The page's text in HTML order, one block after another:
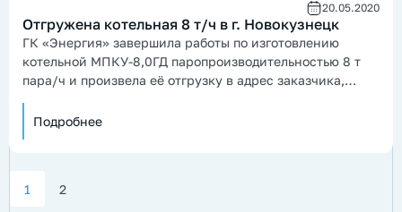
20.05.2020
Отгружена котельная 8 т/ч в г. Новокузнецк
ГК «Энергия» завершила работы по изготовлению
котельной МПКУ-8,0ГД паропроизводительностью 8 т
пара/ч и произвела её отгрузку в адрес заказчика,
Подробнее
1 2